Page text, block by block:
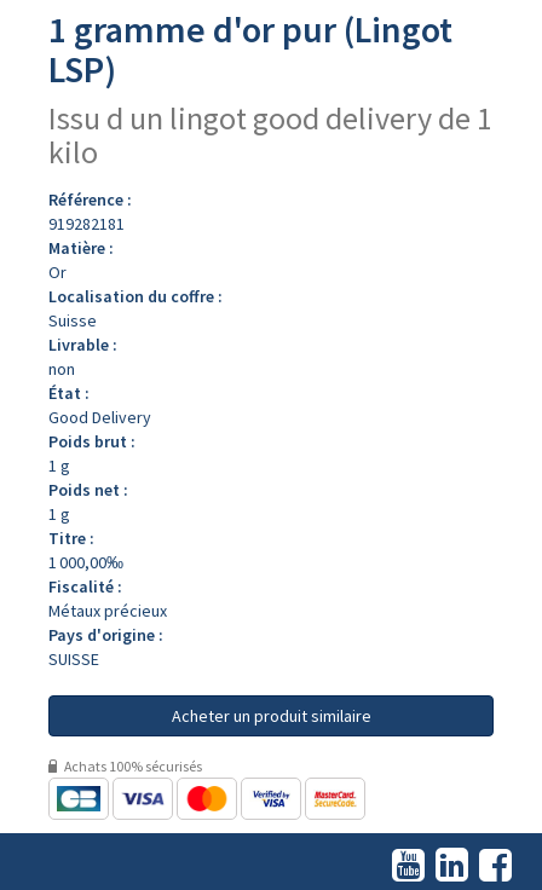
1 gramme d'or pur (Lingot
LSP)
Issu d un lingot good delivery de 1
kilo
Référence :
919282181
Matière :
Or
Localisation du coffre :
Suisse
Livrable :
non
État :
Good Delivery
Poids brut :
1 g
Poids net :
1 g
Titre :
1 000,00‰
Fiscalité :
Métaux précieux
Pays d'origine :
SUISSE
Acheter un produit similaire
Achats 100% sécurisés